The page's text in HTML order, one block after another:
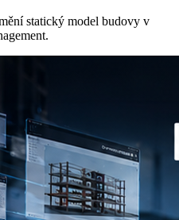
statický model budovy v